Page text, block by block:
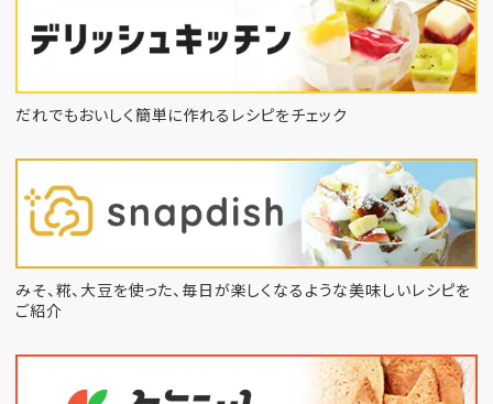
だれでもおいしく簡単に作れるレシピをチェック
みそ、糀、大豆を使った、毎日が楽しくなるような美味しいレシピを
ご紹介